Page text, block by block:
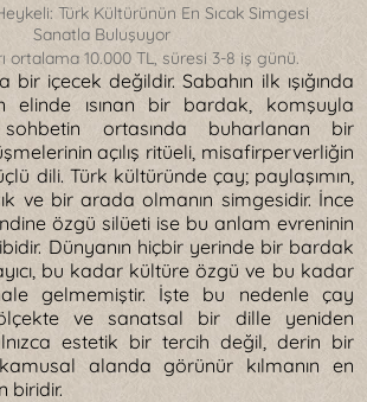
Türk Kültürünün En Sıcak Simgesi
Sanatla Buluşuyor
ortalama 10.000 TL, süresi 3-8 iş günü.
bir içecek değildir. Sabahın ilk ışığında
elinde ısınan bir bardak, komşuyla
ortasında buharlanan bir
açılış ritüeli, misafirperverliğin
dili. Türk kültüründe çay; paylaşımın,
ve bir arada olmanın simgesidir. İnce
özgü silüeti ise bu anlam evreninin
Dünyanın hiçbir yerinde bir bardak
bu kadar kültüre özgü ve bu kadar
gelmemiştir. İşte bu nedenle çay
ve sanatsal bir dille yeniden
estetik bir tercih değil, derin bir
alanda görünür kılmanın en
biridir.